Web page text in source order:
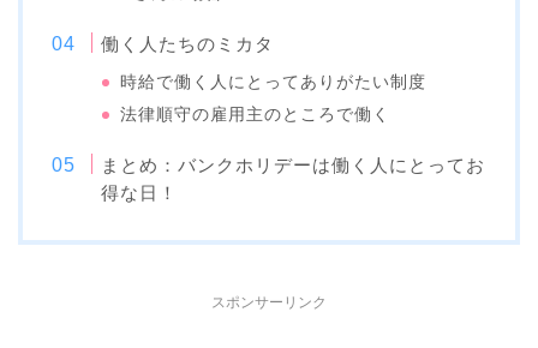
働く人たちのミカタ
時給で働く人にとってありがたい制度
法律順守の雇用主のところで働く
まとめ：バンクホリデーは働く人にとってお
得な日！
スポンサーリンク